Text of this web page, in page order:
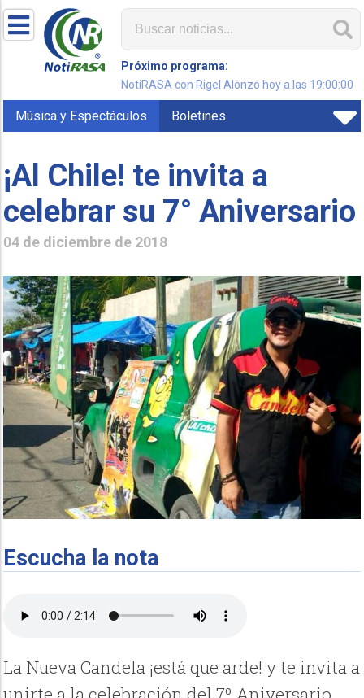
Próximo programa:
NotiRASA con Rigel Alonzo hoy a las 19:00:00
Música y Espectáculos Boletines
¡Al Chile! te invita a
celebrar su 7° Aniversario
04 de diciembre de 2018
Escucha la nota
La Nueva Candela ¡está que arde! y te invita a